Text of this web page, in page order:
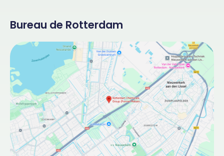
Bureau de Rotterdam